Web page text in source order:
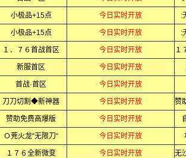
小极品+15点 今日实时开放 :
小极品+15点 今日实时开放 :
１．７６首战首区 今日实时开放
新服首区 今日实时开放
首战·首区 今日实时开放
刀刀切割◆新神器 今日实时开放
赞助免费高爆版 今日实时开放
Ｏ茺火龙“无限刀“ 今日实时开放
１７６全新微变 今日实时开放